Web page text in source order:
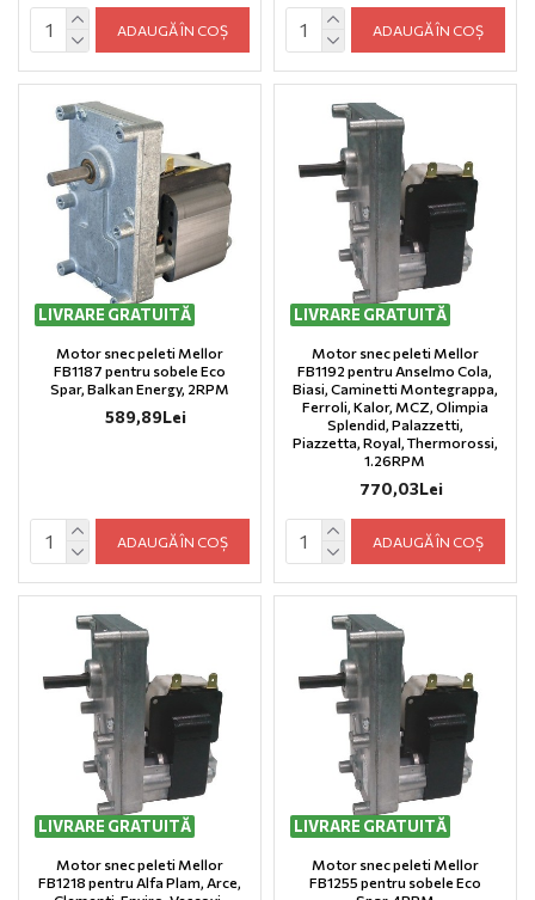
ADAUGĂ ÎN COȘ ADAUGĂ ÎN COȘ
LIVRARE GRATUITĂ
Motor snec peleti Mellor
FB1187 pentru sobele Eco
Spar, Balkan Energy, 2RPM
589,89Lei
ADAUGĂ ÎN COȘ
LIVRARE GRATUITĂ
Motor snec peleti Mellor
FB1192 pentru Anselmo Cola,
Biasi, Caminetti Montegrappa,
Ferroli, Kalor, MCZ, Olimpia
Splendid, Palazzetti,
Piazzetta, Royal, Thermorossi,
1.26RPM
770,03Lei
ADAUGĂ ÎN COȘ
LIVRARE GRATUITĂ
Motor snec peleti Mellor
FB1218 pentru Alfa Plam, Arce,
LIVRARE GRATUITĂ
Motor snec peleti Mellor
FB1255 pentru sobele Eco